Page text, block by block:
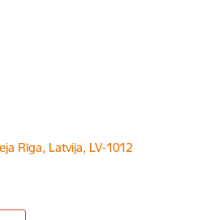
Rīga, Latvija, LV-1012